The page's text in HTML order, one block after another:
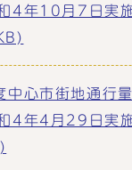
4年10月7日実
中心市街地通行
4年4月29日実